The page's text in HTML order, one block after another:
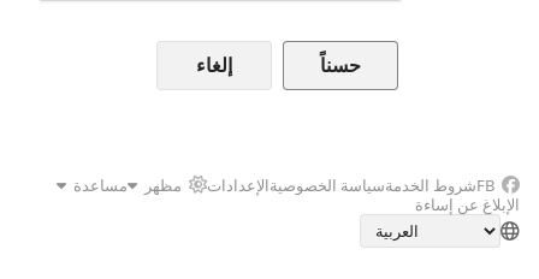
إلغاء
FBشروط الخدمةسياسة الخصوصيةالإعدادات مظهر
مساعدة
الإبلاغ عن إساءة